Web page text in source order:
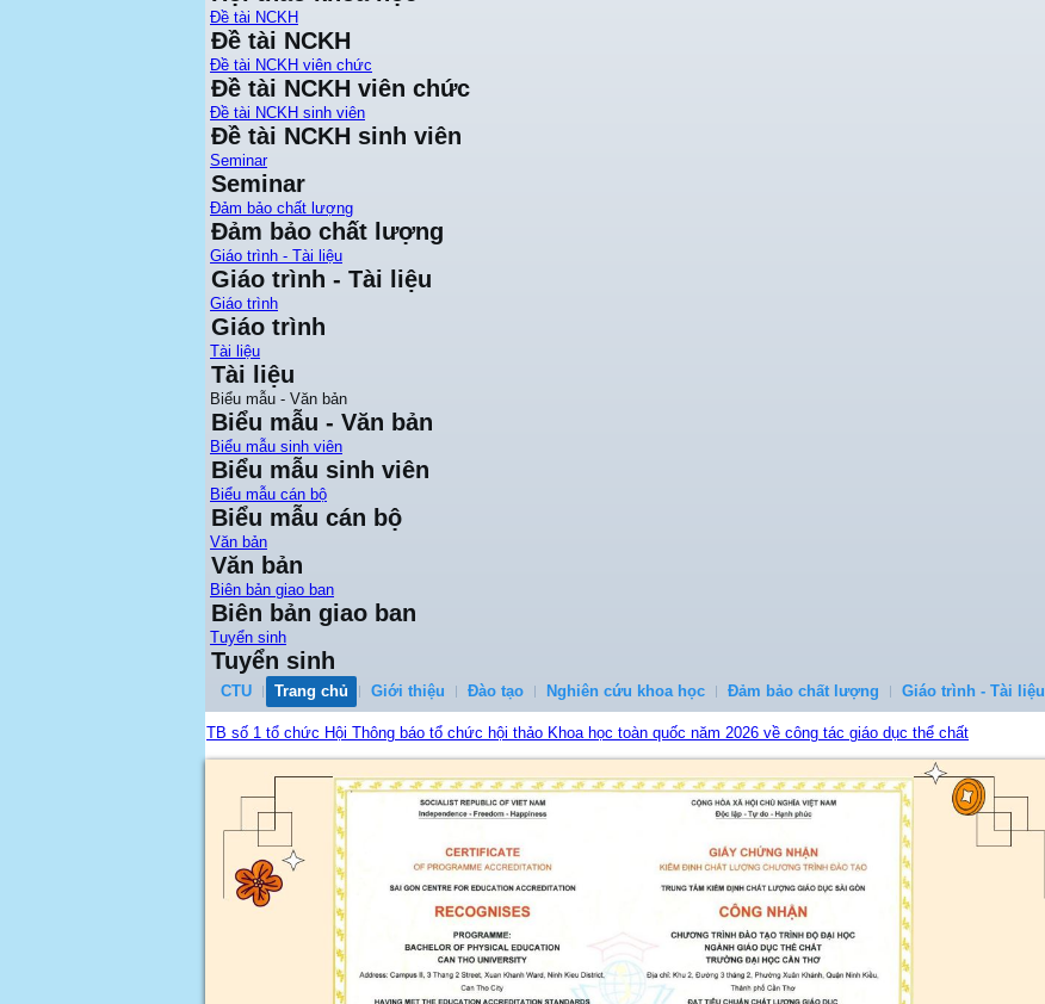
Đề tài NCKH
Đề tài NCKH
Đề tài NCKH viên chức
Đề tài NCKH viên chức
Đề tài NCKH sinh viên
Đề tài NCKH sinh viên
Seminar
Seminar
Đảm bảo chất lượng
Đảm bảo chất lượng
Giáo trình - Tài liệu
Giáo trình - Tài liệu
Giáo trình
Giáo trình
Tài liệu
Tài liệu
Biểu mẫu - Văn bản
Biểu mẫu - Văn bản
Biểu mẫu sinh viên
Biểu mẫu sinh viên
Biểu mẫu cán bộ
Biểu mẫu cán bộ
Văn bản
Văn bản
Biên bản giao ban
Biên bản giao ban
Tuyển sinh
Tuyển sinh
CTU Trang chủ Giới thiệu Đào tạo Nghiên cứu khoa học Đảm bảo chất lượng Giáo trình - Tài liệu
TB số 1 tổ chức Hội Thông báo tổ chức hội thảo Khoa học toàn quốc năm 2026 về công tác giáo dục thể chất
Quy đinh công tác học vụ tân sinh viên K51